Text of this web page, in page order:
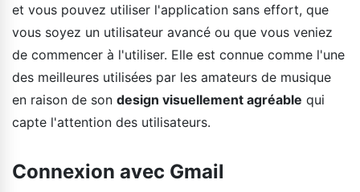
et vous pouvez utiliser l'application sans effort, que
vous soyez un utilisateur avancé ou que vous veniez
de commencer à l'utiliser. Elle est connue comme l'une
des meilleures utilisées par les amateurs de musique
en raison de son design visuellement agréable qui
capte l'attention des utilisateurs.
Connexion avec Gmail